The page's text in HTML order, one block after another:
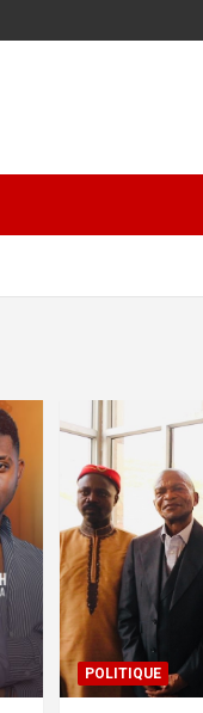
POLITIQUE